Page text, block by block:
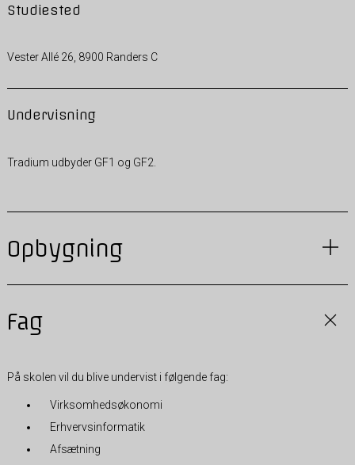
Studiested
Vester Allé 26, 8900 Randers C
Undervisning
Tradium udbyder GF1 og GF2.
Opbygning
Fag
På skolen vil du blive undervist i følgende fag:
Virksomhedsøkonomi
Erhvervsinformatik
Afsætning